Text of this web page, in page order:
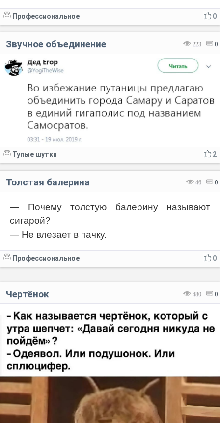
0
Профессиональное
223 0
Звучное объединение
2
Тупые шутки
46 0
Толстая балерина
— Почему толстую балерину называют
сигарой?
— Не влезает в пачку.
0
Профессиональное
480 0
Чертёнок